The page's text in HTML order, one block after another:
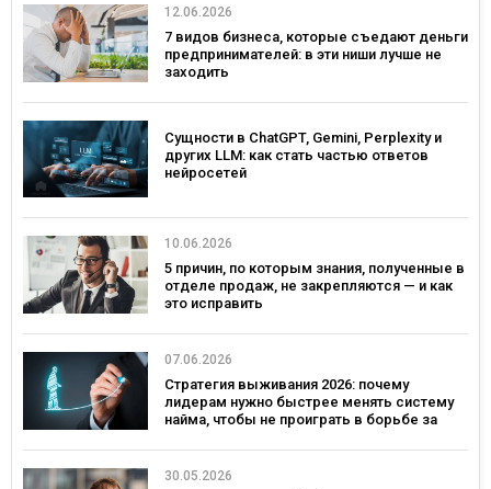
12.06.2026
7 видов бизнеса, которые съедают деньги
предпринимателей: в эти ниши лучше не
заходить
Сущности в ChatGPT, Gemini, Perplexity и
других LLM: как стать частью ответов
нейросетей
10.06.2026
5 причин, по которым знания, полученные в
отделе продаж, не закрепляются — и как
это исправить
07.06.2026
Стратегия выживания 2026: почему
лидерам нужно быстрее менять систему
найма, чтобы не проиграть в борьбе за
30.05.2026